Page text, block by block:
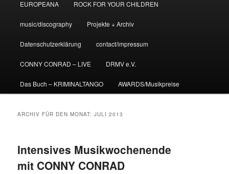
EUROPEANA ROCK FOR YOUR CHILDREN
music/discography Projekte + Archiv
Datenschutzerklärung contact/impressum
CONNY CONRAD – LIVE DRMV e.V.
Das Buch – KRIMINALTANGO AWARDS/Musikpreise
ARCHIV FÜR DEN MONAT:JULI 2013
Intensives Musikwochenende
mit CONNY CONRAD